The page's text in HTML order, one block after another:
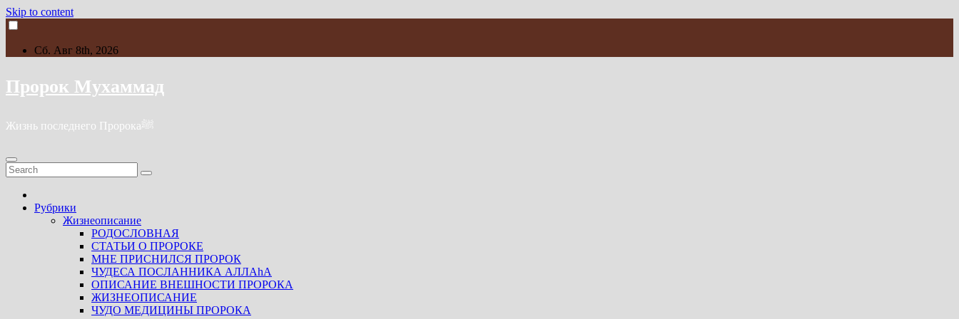
Skip to content
Сб. Авг 8th, 2026
Пророк Мухаммад
Жизнь последнего Пророкаﷺ
Рубрики
Жизнеописание
РОДОСЛОВНАЯ
СТАТЬИ О ПРОРОКЕ
МНЕ ПРИСНИЛСЯ ПРОРОК
ЧУДЕСА ПОСЛАННИКА АЛЛАhА
ОПИСАНИЕ ВНЕШНОСТИ ПРОРОКА
ЖИЗНЕОПИСАНИЕ
ЧУДО МЕДИЦИНЫ ПРОРОКА